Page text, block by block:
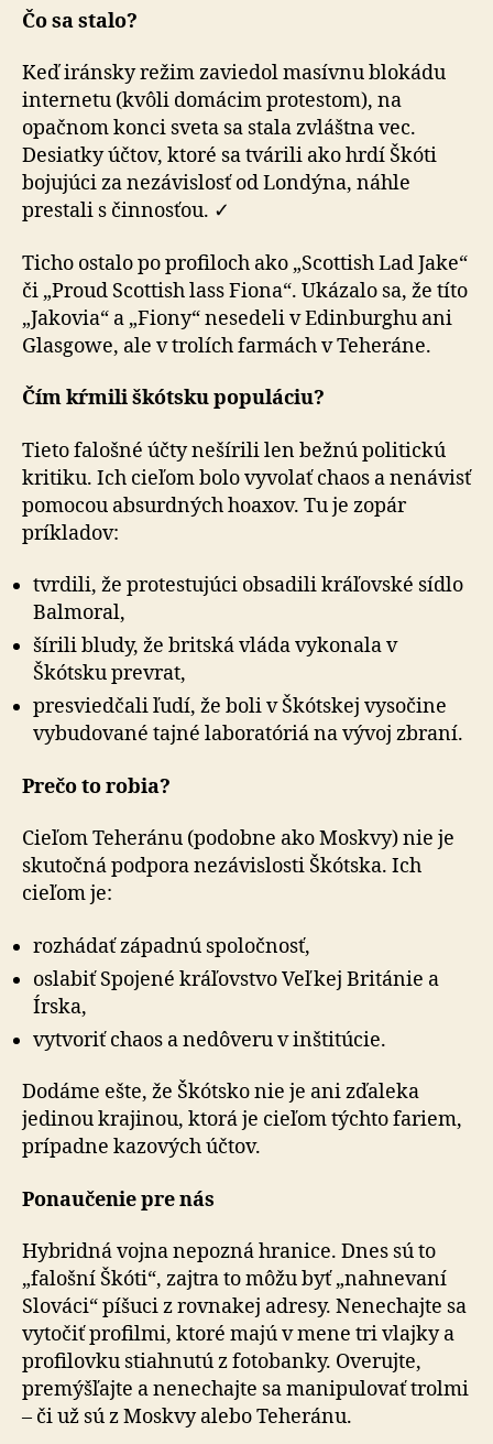
Čo sa stalo?
Keď iránsky režim zaviedol masívnu blokádu
internetu (kvôli domácim protestom), na
opačnom konci sveta sa stala zvláštna vec.
Desiatky účtov, ktoré sa tvárili ako hrdí Škóti
bojujúci za nezávislosť od Londýna, náhle
prestali s činnosťou. ✓
Ticho ostalo po profiloch ako „Scottish Lad Jake“
či „Proud Scottish lass Fiona“. Ukázalo sa, že títo
„Jakovia“ a „Fiony“ nesedeli v Edinburghu ani
Glasgowe, ale v trolích far­mách v Teheráne.
Čím kŕmili škótsku populáciu?
Tieto falošné účty nešírili len bežnú politickú
kritiku. Ich cieľom bolo vyvolať chaos a nenávisť
pomocou ab­sur­dných hoaxov. Tu je zopár
príkladov:
tvrdili, že protestujúci obsadili kráľovské sídlo
Bal­mo­ral,
šírili bludy, že britská vláda vykonala v
Škótsku prevrat,
presviedčali ľudí, že boli v Škótskej vysočine
vy­bu­do­va­né tajné laboratóriá na vývoj zbraní.
Prečo to robia?
Cieľom Teheránu (podobne ako Moskvy) nie je
skutočná podpora nezávislosti Škótska. Ich
cieľom je:
rozhádať západnú spoločnosť,
oslabiť Spojené kráľovstvo Veľkej Británie a
Írska,
vytvoriť chaos a nedôveru v inštitúcie.
Dodáme ešte, že Škótsko nie je ani zďaleka
jedinou krajinou, ktorá je cieľom týchto fariem,
prípadne ka­zo­vých účtov.
Ponaučenie pre nás
Hybridná vojna nepozná hranice. Dnes sú to
„falošní Škóti“, zajtra to môžu byť „nahnevaní
Slováci“ píšuci z rovnakej adresy. Nenechajte sa
vytočiť profilmi, ktoré majú v mene tri vlajky a
profilovku stiahnutú z fo­to­ban­ky. Overujte,
premýšľajte a nenechajte sa manipulovať trolmi
– či už sú z Moskvy alebo Teheránu.